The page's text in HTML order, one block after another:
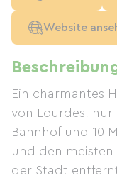
Ein charmantes
von Lourdes,
Bahnhof und 10
und den
der Stadt
Website